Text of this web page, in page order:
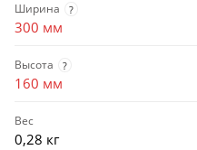
Ширина ?
300 мм
Высота ?
160 мм
Вес
0,28 кг